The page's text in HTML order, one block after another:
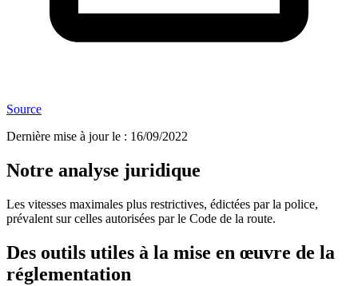
Source
Dernière mise à jour le : 16/09/2022
Notre analyse juridique
Les vitesses maximales plus restrictives, édictées par la police,
prévalent sur celles autorisées par le Code de la route.
Des outils utiles à la mise en œuvre de la
réglementation